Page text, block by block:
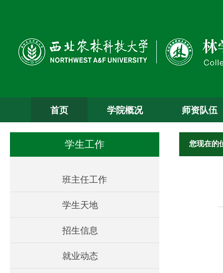
首页 学院概况 师资队伍
学生工作
班主任工作
学生天地
招生信息
就业动态
您现在的